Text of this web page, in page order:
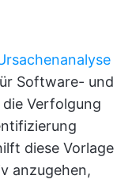
Software- und
Verfolgung
diese Vorlage
anzugehen,